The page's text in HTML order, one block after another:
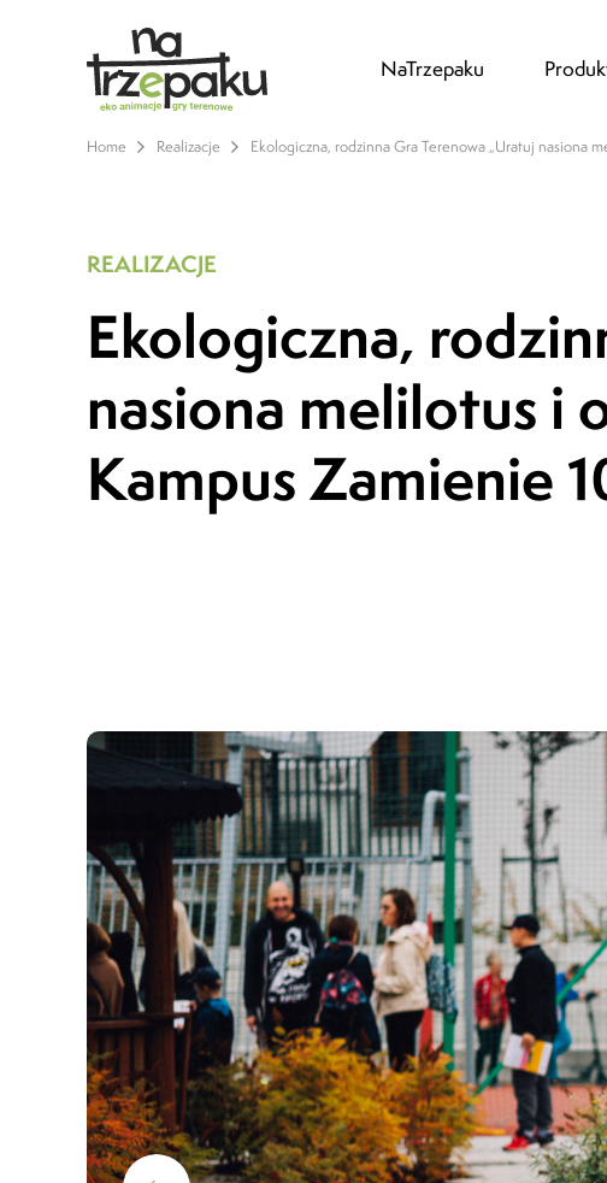
NaTrzepaku
Home Realizacje Ekologiczna, rodzinna Gra Terenowa „Uratuj nasiona
REALIZACJE
Ekologiczna,
nasiona melilotus i
Kampus Zamienie